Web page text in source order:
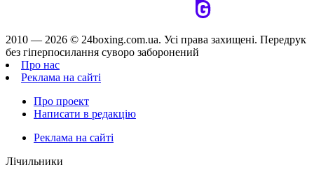
2010 — 2026 © 24boxing.com.ua. Усi права захищенi. Передрук
без гіперпосилання суворо заборонений
Про нас
Реклама на сайті
Про проект
Написати в редакцію
Реклама на сайті
Лічильники